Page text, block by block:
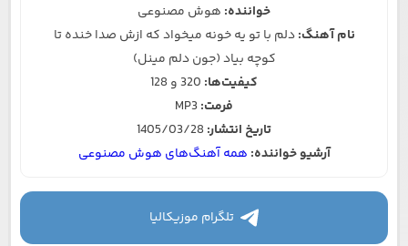
خواننده: هوش مصنوعی
نام آهنگ:دلم با تو یه خونه میخواد که ازش صدا خنده تا
کوچه بیاد (جون دلم مینل)
کیفیت‌ها:
فرمت:
تاریخ انتشار:
آرشیو خواننده: همه آهنگ‌های هوش مصنوعی
تلگرام موزیکالیا